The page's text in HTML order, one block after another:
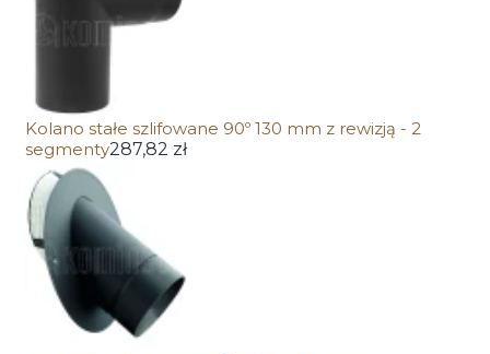
Kolano stałe szlifowane 90º 130 mm z rewizją - 2
segmenty287,82 zł